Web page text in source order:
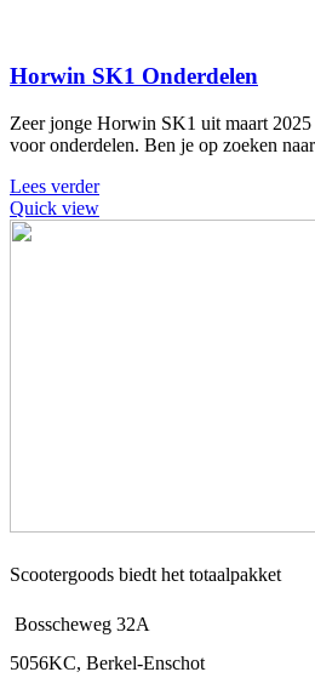
Horwin SK1 Onderdelen
Zeer jonge Horwin SK1 uit maart
voor onderdelen. Ben je op zoeken
Lees verder
Quick view
Scootergoods biedt het totaalpakket
Bosscheweg 32A
5056KC, Berkel-Enschot